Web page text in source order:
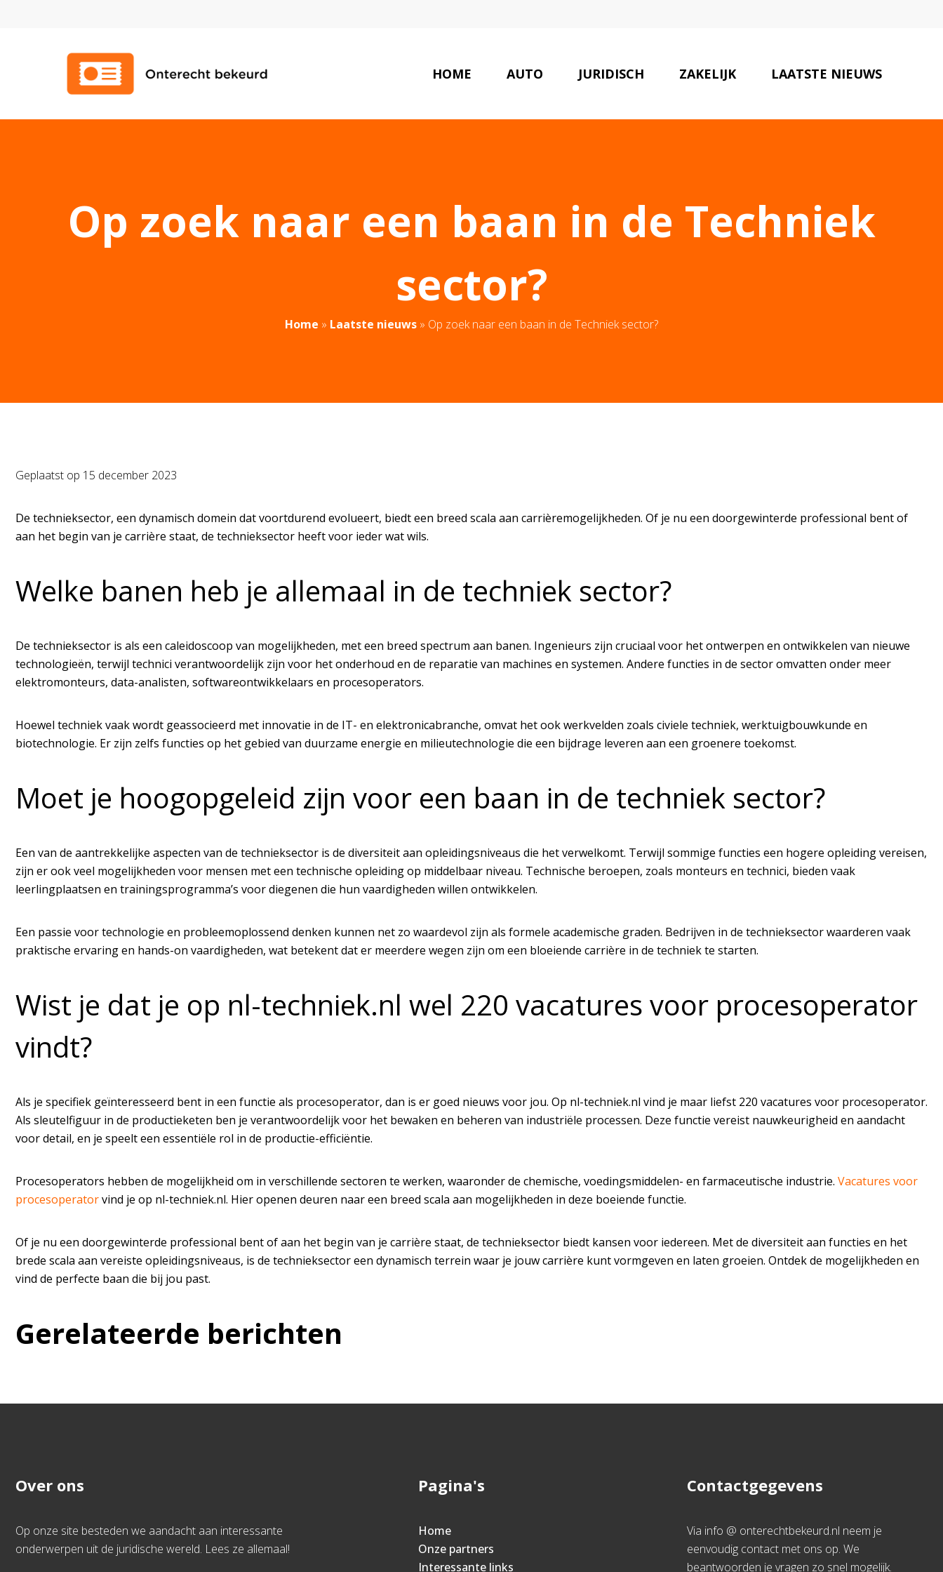
HOME AUTO JURIDISCH ZAKELIJK LAATSTE NIEUWS
Op zoek naar een baan in de Techniek
sector?
Home » Laatste nieuws » Op zoek naar een baan in de Techniek sector?
Geplaatst op 15 december 2023
De technieksector, een dynamisch domein dat voortdurend evolueert, biedt een breed scala aan carrièremogelijkheden. Of je nu een doorgewinterde professional bent of
aan het begin van je carrière staat, de technieksector heeft voor ieder wat wils.
Welke banen heb je allemaal in de techniek sector?
De technieksector is als een caleidoscoop van mogelijkheden, met een breed spectrum aan banen. Ingenieurs zijn cruciaal voor het ontwerpen en ontwikkelen van nieuwe
technologieën, terwijl technici verantwoordelijk zijn voor het onderhoud en de reparatie van machines en systemen. Andere functies in de sector omvatten onder meer
elektromonteurs, data-analisten, softwareontwikkelaars en procesoperators.
Hoewel techniek vaak wordt geassocieerd met innovatie in de IT- en elektronicabranche, omvat het ook werkvelden zoals civiele techniek, werktuigbouwkunde en
biotechnologie. Er zijn zelfs functies op het gebied van duurzame energie en milieutechnologie die een bijdrage leveren aan een groenere toekomst.
Moet je hoogopgeleid zijn voor een baan in de techniek sector?
Een van de aantrekkelijke aspecten van de technieksector is de diversiteit aan opleidingsniveaus die het verwelkomt. Terwijl sommige functies een hogere opleiding vereisen,
zijn er ook veel mogelijkheden voor mensen met een technische opleiding op middelbaar niveau. Technische beroepen, zoals monteurs en technici, bieden vaak
leerlingplaatsen en trainingsprogramma’s voor diegenen die hun vaardigheden willen ontwikkelen.
Een passie voor technologie en probleemoplossend denken kunnen net zo waardevol zijn als formele academische graden. Bedrijven in de technieksector waarderen vaak
praktische ervaring en hands-on vaardigheden, wat betekent dat er meerdere wegen zijn om een bloeiende carrière in de techniek te starten.
Wist je dat je op nl-techniek.nl wel 220 vacatures voor procesoperator
vindt?
Als je specifiek geïnteresseerd bent in een functie als procesoperator, dan is er goed nieuws voor jou. Op nl-techniek.nl vind je maar liefst 220 vacatures voor procesoperator.
Als sleutelfiguur in de productieketen ben je verantwoordelijk voor het bewaken en beheren van industriële processen. Deze functie vereist nauwkeurigheid en aandacht
voor detail, en je speelt een essentiële rol in de productie-efficiëntie.
Procesoperators hebben de mogelijkheid om in verschillende sectoren te werken, waaronder de chemische, voedingsmiddelen- en farmaceutische industrie. Vacatures voor
procesoperatorvind je op nl-techniek.nl. Hier openen deuren naar een breed scala aan mogelijkheden in deze boeiende functie.
Of je nu een doorgewinterde professional bent of aan het begin van je carrière staat, de technieksector biedt kansen voor iedereen. Met de diversiteit aan functies en het
brede scala aan vereiste opleidingsniveaus, is de technieksector een dynamisch terrein waar je jouw carrière kunt vormgeven en laten groeien. Ontdek de mogelijkheden en
vind de perfecte baan die bij jou past.
Gerelateerde berichten
Over ons
Op onze site besteden we aandacht aan interessante
onderwerpen uit de juridische wereld. Lees ze allemaal!
Pagina's
Home
Onze partners
Interessante links
Contactgegevens
Via info @ onterechtbekeurd.nl neem je
eenvoudig contact met ons op. We
beantwoorden je vragen zo snel mogelijk.